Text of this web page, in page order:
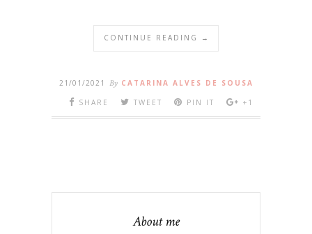
CONTINUE READING →
21/01/2021 By CATARINA ALVES DE SOUSA
SHARE
TWEET PIN IT +1
About me